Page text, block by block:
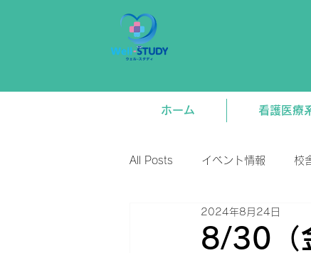
ホーム 看護医療
All Posts イベント情報 校
将来関連
8/30（
2024年8月24日